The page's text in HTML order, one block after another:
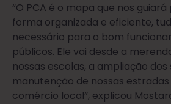
“O PCA é o mapa que nos
forma organizada e eficiente,
necessário para o bom
públicos. Ele vai desde a
nossas escolas, a ampliação dos
manutenção de nossas
comércio local”, explicou